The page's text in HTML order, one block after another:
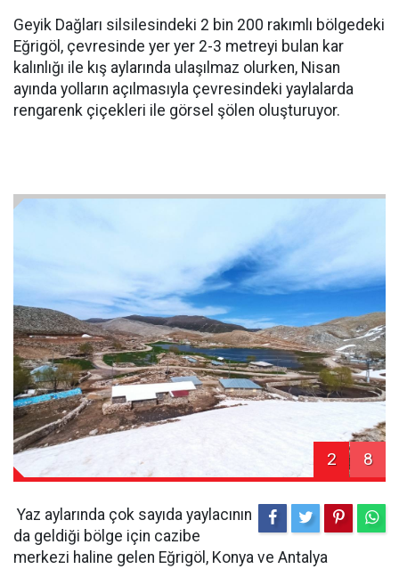
Geyik Dağları silsilesindeki 2 bin 200 rakımlı bölgedeki
Eğrigöl, çevresinde yer yer 2-3 metreyi bulan kar
kalınlığı ile kış aylarında ulaşılmaz olurken, Nisan
ayında yolların açılmasıyla çevresindeki yaylalarda
rengarenk çiçekleri ile görsel şölen oluşturuyor.
2 8
Yaz aylarında çok sayıda yaylacının
da geldiği bölge için cazibe
merkezi haline gelen Eğrigöl, Konya ve Antalya